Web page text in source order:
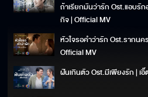
ถ้าเรียกมันว่ารัก Ost.แอบ
กิจ | Official MV
หัวใจรอคำว่ารัก Ost.รากน
Official MV
ฝันเกินตัว Ost.มีเพียงรัก | เ